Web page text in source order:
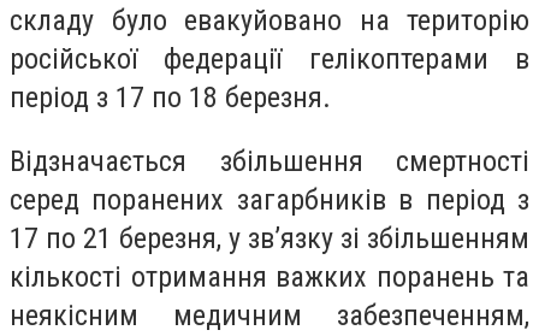
складу було евакуйовано на територію
російської федерації гелікоптерами в
період з 17 по 18 березня.
Відзначається збільшення смертності
серед поранених загарбників в період з
17 по 21 березня, у зв’язку зі збільшенням
кількості отримання важких поранень та
неякісним медичним забезпеченням,